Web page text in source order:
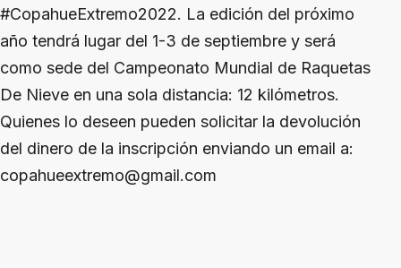
#CopahueExtremo2022. La edición del próximo
año tendrá lugar del 1-3 de septiembre y será
como sede del Campeonato Mundial de Raquetas
De Nieve en una sola distancia: 12 kilómetros.
Quienes lo deseen pueden solicitar la devolución
del dinero de la inscripción enviando un email a:
copahueextremo@gmail.com